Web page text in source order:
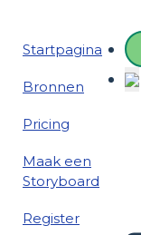
Startpagina
Bronnen
Pricing
Maak een
Storyboard
Register